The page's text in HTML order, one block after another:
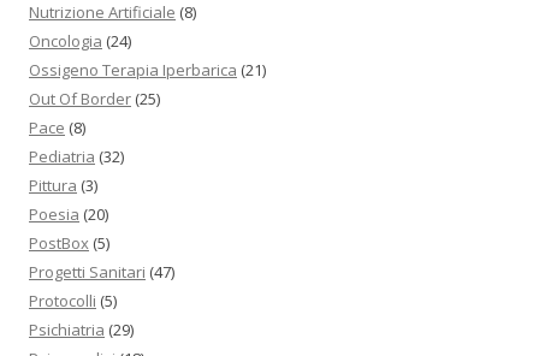
Nutrizione Artificiale (8)
Oncologia (24)
Ossigeno Terapia Iperbarica (21)
Out Of Border (25)
Pace (8)
Pediatria (32)
Pittura (3)
Poesia (20)
PostBox (5)
Progetti Sanitari (47)
Protocolli (5)
Psichiatria (29)